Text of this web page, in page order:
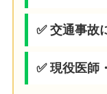
✅ 交通事故
✅ 現役医師